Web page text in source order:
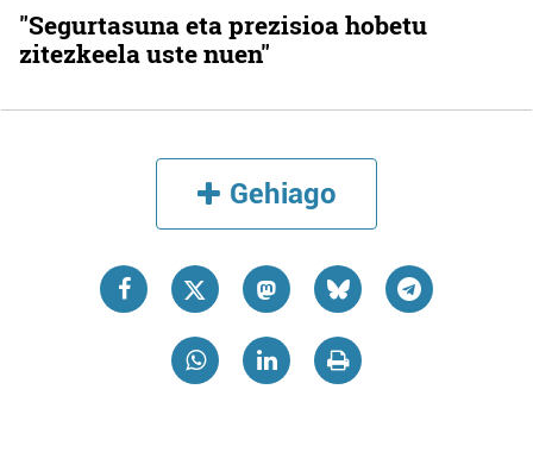
"Segurtasuna eta prezisioa hobetu
zitezkeela uste nuen"
Gehiago